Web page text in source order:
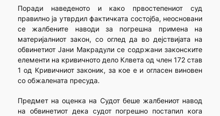
Поради наведеното и како првостепениот суд
правилно ја утврдил фактичката состојба, неосновани
се жалбените наводи за погрешна примена на
материјалниот закон, со оглед да во дејствијата на
обвинетиот Јани Макрадули се содржани законските
елементи на кривичното дело Клвета од член 172 став
1 од Кривичниот законик, за кое е и огласен виновен
со обжалената пресуда.
Предмет на оценка на Судот беше жалбениот навод
на обвинетиот дека судот погрешно постапил кога